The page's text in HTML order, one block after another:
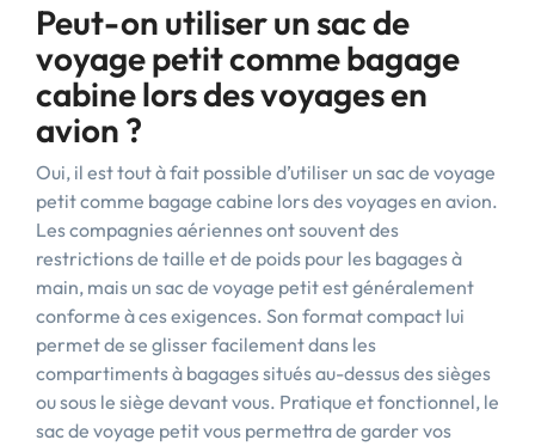
Peut-on utiliser un sac de
voyage petit comme bagage
cabine lors des voyages en
avion ?
Oui, il est tout à fait possible d’utiliser un sac de voyage
petit comme bagage cabine lors des voyages en avion.
Les compagnies aériennes ont souvent des
restrictions de taille et de poids pour les bagages à
main, mais un sac de voyage petit est généralement
conforme à ces exigences. Son format compact lui
permet de se glisser facilement dans les
compartiments à bagages situés au-dessus des sièges
ou sous le siège devant vous. Pratique et fonctionnel, le
sac de voyage petit vous permettra de garder vos